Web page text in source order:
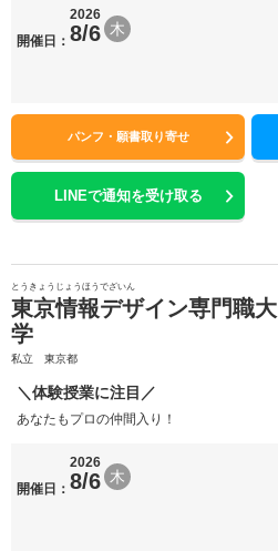
開催日：
2026
8/6 木
パンフ・願書取り寄せ
LINEで通知を受け取る
とうきょうじょうほうでざいん
東京情報デザイン専門職大
学
私立 東京都
＼体験授業に注目／
あなたもプロの仲間入り！
開催日：
2026
8/6 木